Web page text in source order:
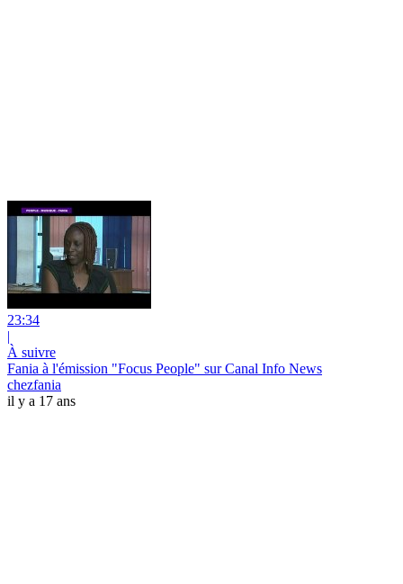
23:34
|
À suivre
Fania à l'émission "Focus People" sur Canal Info News
chezfania
il y a 17 ans